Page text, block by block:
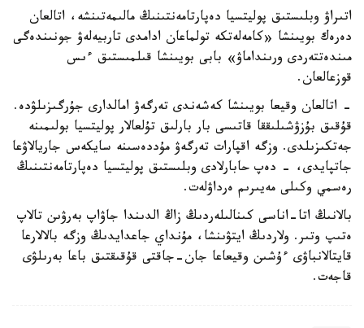
اتىراۋ وبلىستىق پوليتسيا دەپارتامەنتىنىڭ مالىمەتىنشە، اتالعان
دەرەك بويىنشا «كامەلەتكە تولماعان ادامدى تاربيەلەۋ جونىندەگى
مىندەتتەردى ورىنداماۋ» بابى بويىنشا قىلمىستىق ءىس
قوزعالعان.
- اتالعان وقيعا بويىنشا كەشەندى تەرگەۋ امالدارى جۇرگىزىلۋدە.
قۇقىق بۇزۋشىلىققا قاتىسى بار بارلىق تۇلعالار پوليتسيا بولىمىنە
جەتكىزىلدى. وزگە اقپارات تەرگەۋ مۇددەسىنە سايكەس جاريالاۋعا
جاتپايدى، - دەپ حابارلادى وبلىستىق پوليتسيا دەپارتامەنتىنىڭ
رەسمي وكىلى مەيىرىم ەرداۋلەت.
بالانىڭ اتا-اناسى كىنالىلەردىڭ زاڭ الدىندا جاۋاپ بەرۋىن تالاپ
ەتىپ وتىر. ولاردىڭ ايتۋىنشا، مۇنداي جاعدايدىڭ وزگە بالالارعا
قايتالانباۋى ءۇشىن وقيعاعا جان-جاقتى قۇقىقتىق باعا بەرىلۋى
قاجەت.